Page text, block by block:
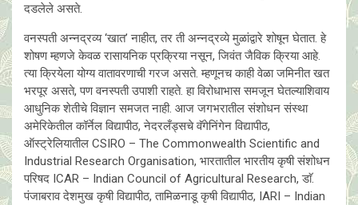
दडलेले असते.
वनस्पती अन्नद्रव्य ‘खात’ नाहीत, तर ती अन्नद्रव्ये मुळांद्वारे शोषून घेतात. हे
शोषण म्हणजे केवळ रासायनिक प्रक्रिया नसून, जिवंत जैविक क्रिया आहे.
त्या क्रियेला योग्य वातावरणाची गरज असते. म्हणूनच काही वेळा जमिनीत खत
भरपूर असते, पण वनस्पती उपाशी राहते. हा विरोधाभास समजून घेतल्याशिवाय
आधुनिक शेतीचे विज्ञान समजत नाही. आज जगभरातील संशोधन संस्था
अमेरिकेतील कॉर्नेल विद्यापीठ, नेदरलँड्सचे वॅगेनिंगेन विद्यापीठ,
ऑस्ट्रेलियातील CSIRO – The Commonwealth Scientific and
Industrial Research Organisation, भारतातील भारतीय कृषी संशोधन
परिषद ICAR – Indian Council of Agricultural Research, डाॅ.
पंजाबराव देशमुख कृषी विद्यापीठ, तामिळनाडू कृषी विद्यापीठ, IARI – Indian